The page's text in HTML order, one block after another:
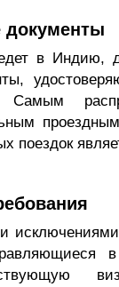
документы
в Индию,
Самым
поездок